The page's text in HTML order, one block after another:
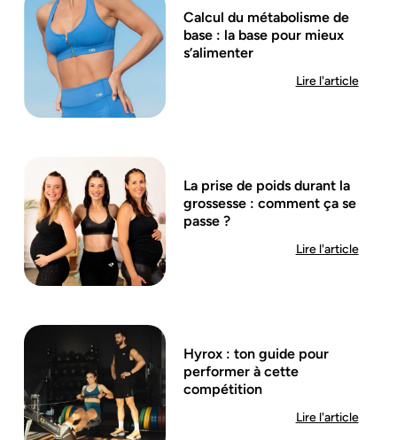
Calcul du métabolisme de
base : la base pour mieux
s’alimenter
Lire l'article
La prise de poids durant la
grossesse : comment ça se
passe ?
Lire l'article
Hyrox : ton guide pour
performer à cette
compétition
Lire l'article